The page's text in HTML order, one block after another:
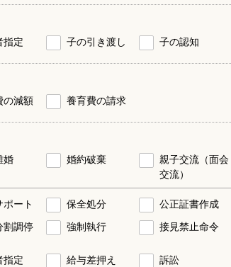
指定 子の引き渡し 子の認知
の減額 養育費の請求
婚 婚約破棄
親子交流（面会
交流）
ート 保全処分 公正証書作成
割調停 強制執行 接見禁止命令
指定 給与差押え 訴訟